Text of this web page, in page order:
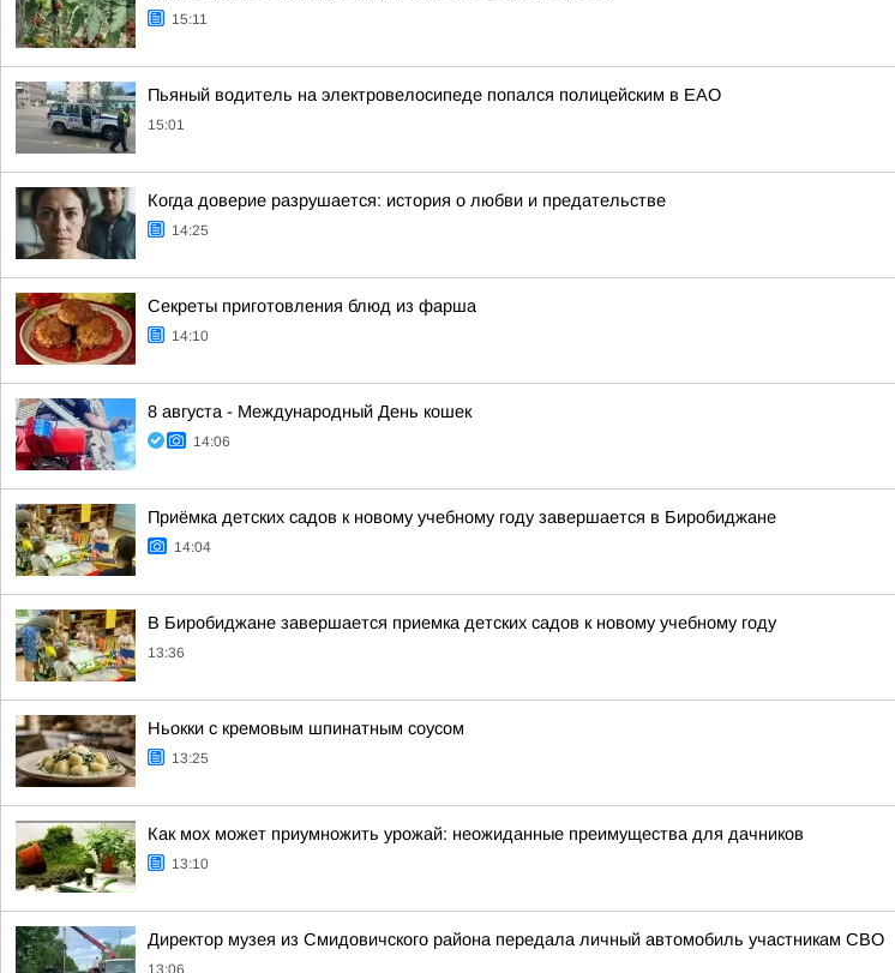
15:11
Пьяный водитель на электровелосипеде попался полицейским в ЕАО
15:01
Когда доверие разрушается: история о любви и предательстве
14:25
Секреты приготовления блюд из фарша
14:10
8 августа - Международный День кошек
14:06
Приёмка детских садов к новому учебному году завершается в Биробиджане
14:04
В Биробиджане завершается приемка детских садов к новому учебному году
13:36
Ньокки с кремовым шпинатным соусом
13:25
Как мох может приумножить урожай: неожиданные преимущества для дачников
13:10
Директор музея из Смидовичского района передала личный автомобиль участникам СВО
13:06